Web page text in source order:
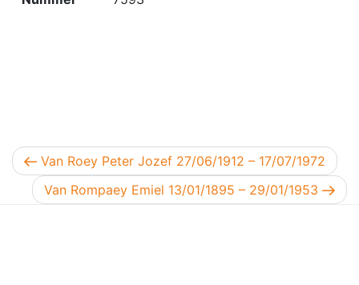
Berichtnavigatie
Vorig bericht
Van Roey Peter Jozef 27/06/1912 – 17/07/1972
Volgend bericht
Van Rompaey Emiel 13/01/1895 – 29/01/1953